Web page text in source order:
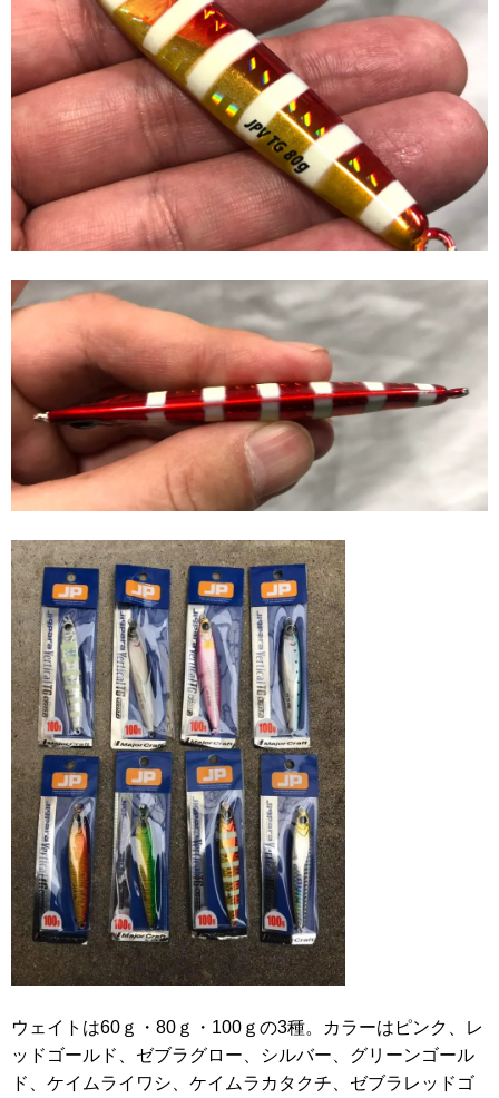
ウェイトは60ｇ・80ｇ・100ｇの3種。カラーはピンク、レ
ッドゴールド、ゼブラグロー、シルバー、グリーンゴール
ド、ケイムライワシ、ケイムラカタクチ、ゼブラレッドゴ